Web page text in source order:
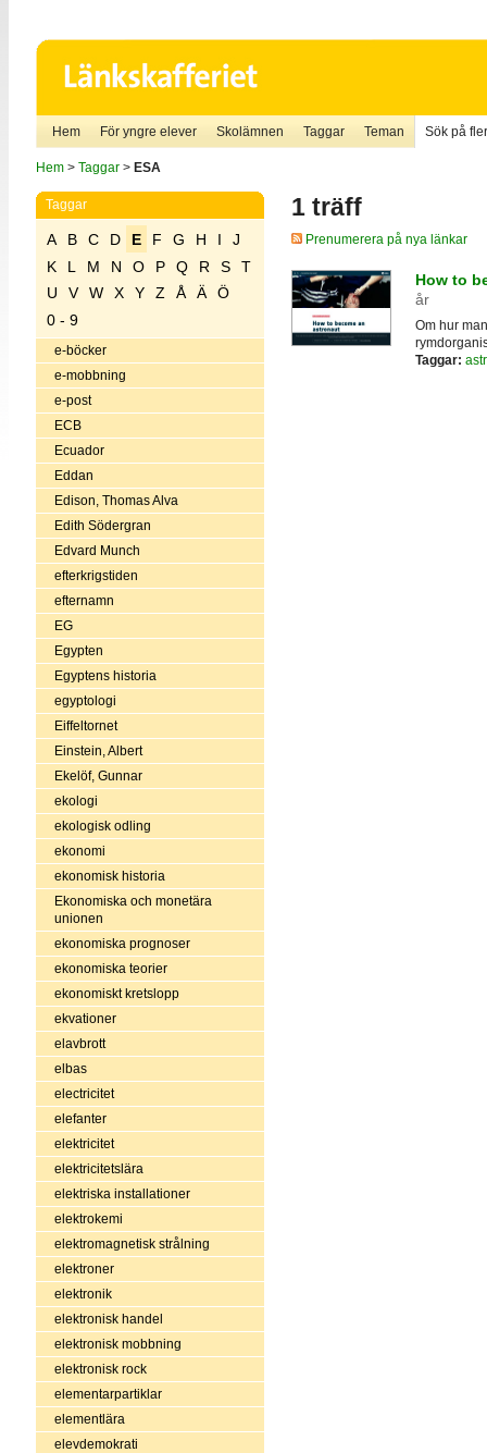
Hem För yngre elever Skolämnen Taggar Teman Sök på
Hem> Taggar> ESA
Taggar
A B C D E F G H I
J
K
L M N O P Q R S
T
U
V W X Y Z Å Ä
Ö
0 - 9
e-böcker
e-mobbning
e-post
ECB
Ecuador
Eddan
Edison, Thomas Alva
Edith Södergran
Edvard Munch
efterkrigstiden
efternamn
EG
Egypten
Egyptens historia
egyptologi
Eiffeltornet
Einstein, Albert
Ekelöf, Gunnar
ekologi
ekologisk odling
ekonomi
ekonomisk historia
Ekonomiska och monetära
unionen
ekonomiska prognoser
ekonomiska teorier
ekonomiskt kretslopp
ekvationer
elavbrott
elbas
electricitet
elefanter
elektricitet
elektricitetslära
elektriska installationer
elektrokemi
elektromagnetisk strålning
elektroner
elektronik
elektronisk handel
elektronisk mobbning
elektronisk rock
elementarpartiklar
elementlära
elevdemokrati
1 träff
Prenumerera på nya länkar
How to
år
Om hur
Taggar: